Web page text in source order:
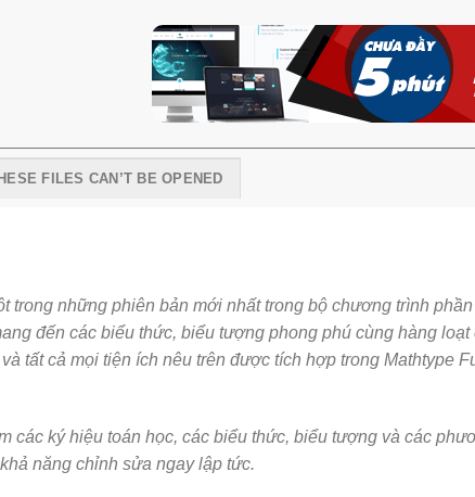
FILES CAN’T BE OPENED
trong những phiên bản mới nhất trong bộ chương trình
đến các biểu thức, biểu tượng phong phú cùng hàng loạt
tất cả mọi tiện ích nêu trên được tích hợp trong Mathtype
các ký hiệu toán học, các biểu thức, biểu tượng và các
năng chỉnh sửa ngay lập tức.